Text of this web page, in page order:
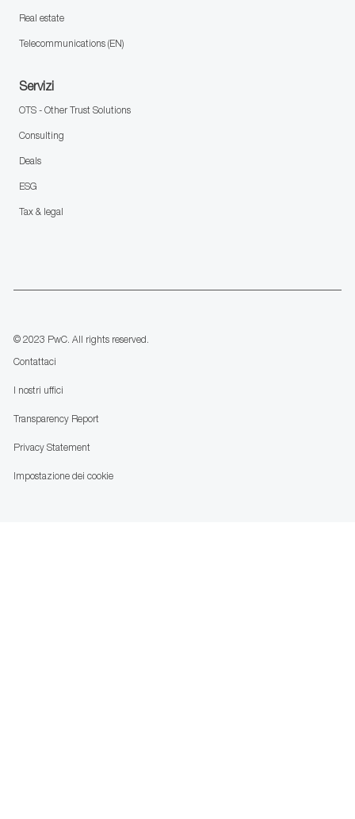
Real estate
Telecommunications (EN)
Servizi
OTS - Other Trust Solutions
Consulting
Deals
ESG
Tax & legal
© 2023 PwC. All rights reserved.
Contattaci
I nostri uffici
Transparency Report
Privacy Statement
Impostazione dei cookie